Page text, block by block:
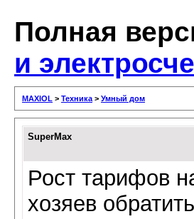
Полная
и
MAXIOL > Техника > Умный дом
SuperMax
Рост тарифов
хозяев